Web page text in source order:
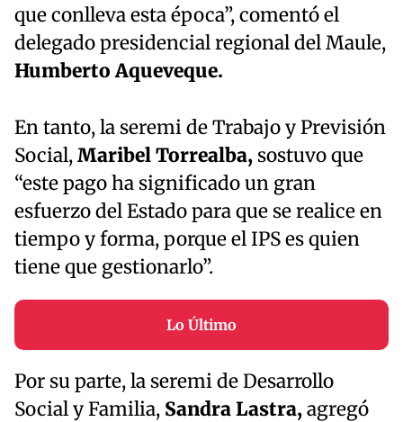
que conlleva esta época”, comentó el
delegado presidencial regional del Maule,
Humberto Aqueveque.
En tanto, la seremi de Trabajo y Previsión
Social,Maribel Torrealba, sostuvo que
“este pago ha significado un gran
esfuerzo del Estado para que se realice en
tiempo y forma, porque el IPS es quien
tiene que gestionarlo”.
Lo Último
Por su parte, la seremi de Desarrollo
Social y Familia, Sandra Lastra,agregó